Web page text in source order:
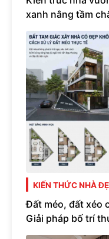
xanh nâng tầm
KIẾN THỨC NHÀ
Đất méo, đất xéo
Giải pháp bố trí